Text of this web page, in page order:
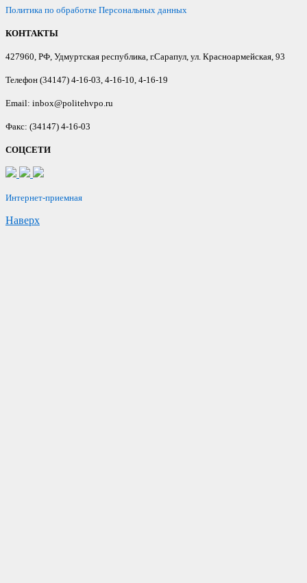
Политика по обработке Персональных данных
КОНТАКТЫ
427960, РФ, Удмуртская республика, г.Сарапул, ул. Красноармейская, 93
Телефон (34147) 4-16-03, 4-16-10, 4-16-19
Email: inbox@politehvpo.ru
Факс: (34147) 4-16-03
СОЦСЕТИ
Интернет-приемная
Наверх